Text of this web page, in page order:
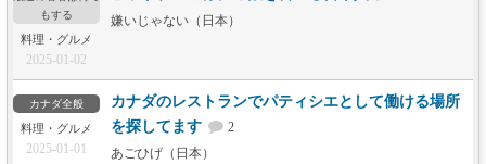
もする
料理・グルメ
2025-01-02
嫌いじゃない（日本）
カナダ全般
料理・グルメ
2025-01-01
カナダのレストランでパティシエとして働ける場所
を探してます
2
あごひげ（日本）